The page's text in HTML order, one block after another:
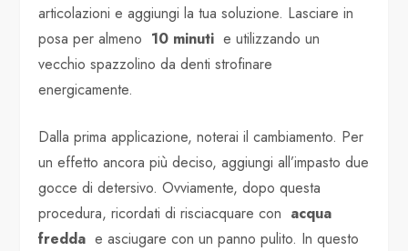
articolazioni e aggiungi la tua soluzione. Lasciare in
posa per almeno 10 minuti e utilizzando un
vecchio spazzolino da denti strofinare
energicamente.
Dalla prima applicazione, noterai il cambiamento. Per
un effetto ancora più deciso, aggiungi all’impasto due
gocce di detersivo. Ovviamente, dopo questa
procedura, ricordati di risciacquare con acqua
fredda e asciugare con un panno pulito. In questo